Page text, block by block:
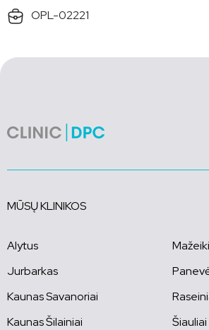
OPL-02221
MŪSŲ KLINIKOS
Alytus
Jurbarkas
Kaunas Savanoriai
Kaunas Šilainiai
Šiauliai